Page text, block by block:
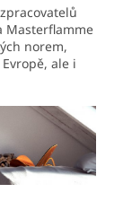
Masterflamme
norem,
ale i